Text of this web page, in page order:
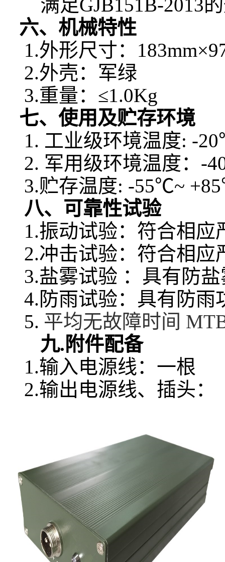
满足GJB151B-2013
六、机械特性
1.外形尺寸：
2.外壳：军绿
3.重量：≤1.0Kg
七、使用及贮存环境
1. 工业级环境温度: -
2. 军用级环境温度：-
3.贮存温度: -55℃~
八、可靠性试验
1.振动试验：符合相应
2.冲击试验：符合相应
3.盐雾试验 ：具有防盐
4.防雨试验：具有防雨
5. 平均无故障时间
九.附件配备
1.输入电源线：一根
2.输出电源线、插头：